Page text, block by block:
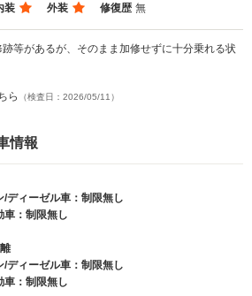
装 外装 修復歴 無
等があるが、そのまま加修せずに十分乗れる状
ら （検査日：2026/05/11）
情報
/ディーゼル車：制限無し
車：制限無し
/ディーゼル車：制限無し
車：制限無し